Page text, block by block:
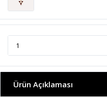
Ürün Açıklaması